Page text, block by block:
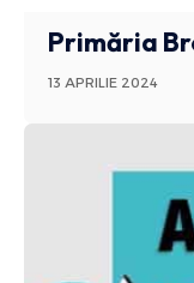
Primăria
13 APRILIE 2024